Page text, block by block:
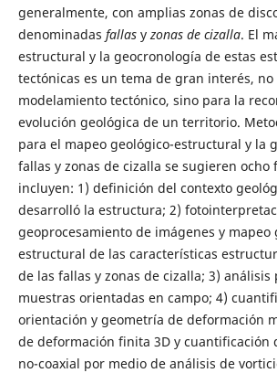
generalmente, con amplias zonas de
denominadas fallas y zonas de cizalla. El
estructural y la geocronología de estas
tectónicas es un tema de gran interés, no
modelamiento tectónico, sino para la
evolución geológica de un territorio.
para el mapeo geológico-estructural y la
fallas y zonas de cizalla se sugieren ocho
incluyen: 1) definición del contexto
desarrolló la estructura; 2)
geoprocesamiento de imágenes y mapeo
estructural de las características
de las fallas y zonas de cizalla; 3)
muestras orientadas en campo; 4)
orientación y geometría de deformación
de deformación finita 3D y cuantificación
no-coaxial por medio de análisis de